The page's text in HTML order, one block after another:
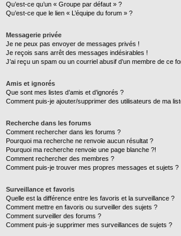
Qu’est-ce qu’un « Groupe par défaut » ?
Qu’est-ce que le lien « L’équipe du forum » ?
Messagerie privée
Je ne peux pas envoyer de messages privés !
Je reçois sans arrêt des messages indésirables !
J’ai reçu un spam ou un courriel abusif d’un membre de ce
Amis et ignorés
Que sont mes listes d’amis et d’ignorés ?
Comment puis-je ajouter/supprimer des utilisateurs de ma
Recherche dans les forums
Comment rechercher dans les forums ?
Pourquoi ma recherche ne renvoie aucun résultat ?
Pourquoi ma recherche renvoie une page blanche ?!
Comment rechercher des membres ?
Comment puis-je trouver mes propres messages et sujets ?
Surveillance et favoris
Quelle est la différence entre les favoris et la surveillance ?
Comment mettre en favoris ou surveiller des sujets ?
Comment surveiller des forums ?
Comment puis-je supprimer mes surveillances de sujets ?